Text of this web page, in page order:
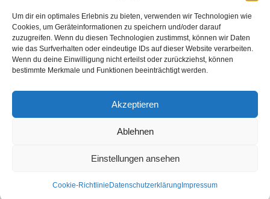
Um dir ein optimales Erlebnis zu bieten, verwenden wir Technologien wie
Cookies, um Geräteinformationen zu speichern und/oder darauf
zuzugreifen. Wenn du diesen Technologien zustimmst, können wir Daten
wie das Surfverhalten oder eindeutige IDs auf dieser Website verarbeiten.
Wenn du deine Einwilligung nicht erteilst oder zurückziehst, können
bestimmte Merkmale und Funktionen beeinträchtigt werden.
Akzeptieren
Ablehnen
Einstellungen ansehen
Cookie-Richtlinie Datenschutzerklärung Impressum
Festivali yapıldı
Yabancılar Haftası
donduruldu
Wiedenbrück’e açtı
Bakım Sigortası
Danışmanlığı Yapıyoruz
sistemi ile çalışıyor
© Öztürk Gazetesi 1986 – 2026